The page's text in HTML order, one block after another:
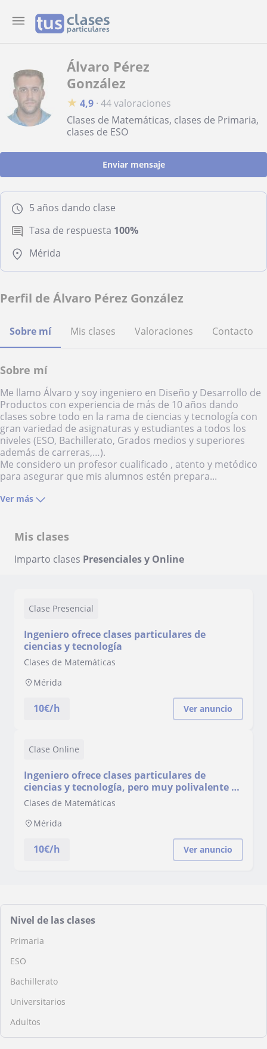
Álvaro Pérez
González
★ 4,9 · 44 valoraciones
Clases de Matemáticas, clases de Primaria,
clases de ESO
Enviar mensaje
5 años dando clase
Tasa de respuesta 100%
Mérida
Perfil de Álvaro Pérez González
Sobre mí Mis clases Valoraciones Contacto
Sobre mí
Me llamo Álvaro y soy ingeniero en Diseño y Desarrollo de
Productos con experiencia de más de 10 años dando
clases sobre todo en la rama de ciencias y tecnología con
gran variedad de asignaturas y estudiantes a todos los
niveles (ESO, Bachillerato, Grados medios y superiores
además de carreras,…).
Me considero un profesor cualificado , atento y metódico
para asegurar que mis alumnos estén prepara...
Ver más
Mis clases
Imparto clases Presenciales y Online
Clase Presencial
Ingeniero ofrece clases particulares de
ciencias y tecnología
Clases de Matemáticas
Mérida
10€/h Ver anuncio
Clase Online
Ingeniero ofrece clases particulares de
ciencias y tecnología, pero muy polivalente y
con experiencia también en diversas
compromiso
Clases de Matemáticas
Mérida
10€/h Ver anuncio
Nivel de las clases
Primaria
ESO
Bachillerato
Universitarios
Adultos